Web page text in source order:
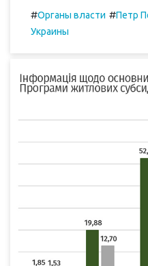
#Органы власти #Петр
Украины